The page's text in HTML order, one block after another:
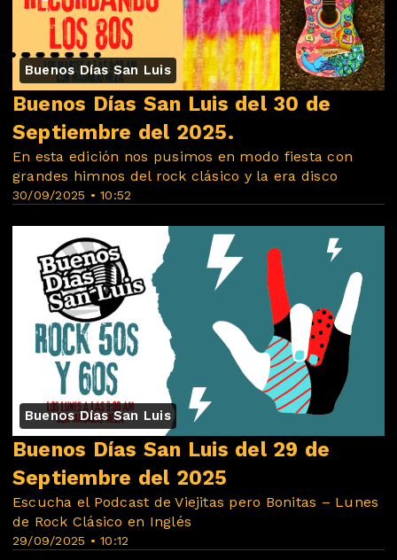
Buenos Días San Luis
30/09/2025 • 10:52
Buenos Días San Luis del 30 de
Septiembre del 2025.
En esta edición nos pusimos en modo fiesta con
grandes himnos del rock clásico y la era disco
Buenos Días San Luis
29/09/2025 • 10:12
Buenos Días San Luis del 29 de
Septiembre del 2025
Escucha el Podcast de Viejitas pero Bonitas – Lunes
de Rock Clásico en Inglés